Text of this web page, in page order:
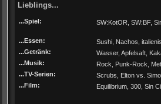
Lieblings...
...Spiel: SW:KotOR, SW:BF,
...Essen:
Sushi, Nachos,
...Getränk:
Wasser, Apfelsaft,
...Musik:
Rock, Punk-Rock,
...TV-Serien:
Scrubs, Elton vs.
...Film:
Equilibrium, 300, Sin